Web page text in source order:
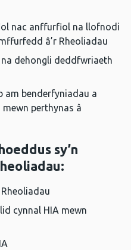
nac anffurfiol na llofnodi
â’r Rheoliadau
dehongli deddfwriaeth
am benderfyniadau a
perthynas â
sy’n
cynnal HIA mewn